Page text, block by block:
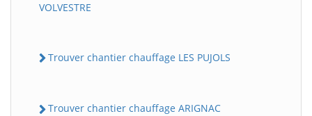
VOLVESTRE
Trouver chantier chauffage LES PUJOLS
Trouver chantier chauffage ARIGNAC